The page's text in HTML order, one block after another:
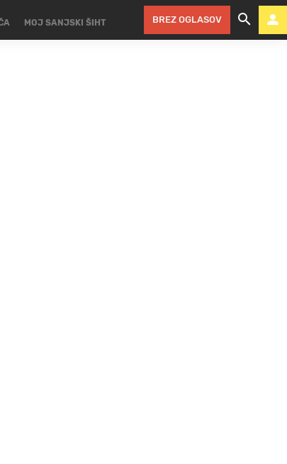
MOJ SANJSKI ŠIHT BREZ OGLASOV